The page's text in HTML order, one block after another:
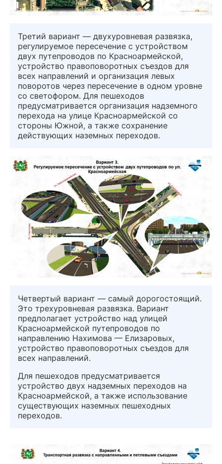
Третий вариант — двухуровневая развязка,
регулируемое пересечение с устройством
двух путепроводов по Красноармейской,
устройство правоповоротных съездов для
всех направлений и организация левых
поворотов через пересечение в одном уровне
со светофором. Для пешеходов
предусматривается организация надземного
перехода на улице Красноармейской со
стороны Южной, а также сохранение
действующих наземных переходов.
Четвертый вариант — самый дорогостоящий.
Это трехуровневая развязка. Вариант
предполагает устройство над улицей
Красноармейской путепроводов по
направлению Нахимова — Елизаровых,
устройство правоповоротных съездов для
всех направлений.
Для пешеходов предусматривается
устройство двух надземных переходов на
Красноармейской, а также использование
существующих наземных пешеходных
переходов.